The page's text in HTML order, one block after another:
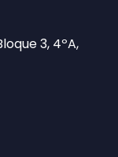
3, 4ºA,